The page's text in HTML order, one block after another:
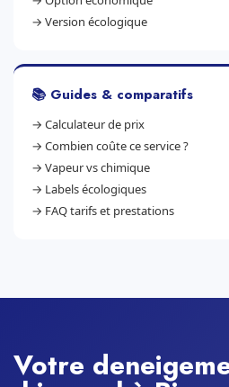
→ Version écologique
📚 Guides & comparatifs
→ Calculateur de prix
→ Combien coûte ce service ?
→ Vapeur vs chimique
→ Labels écologiques
→ FAQ tarifs et prestations
Votre